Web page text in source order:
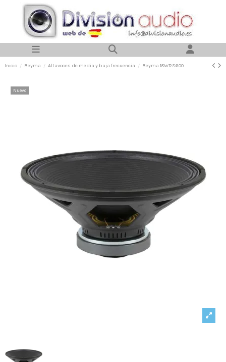
Inicio Beyma Altavoces de media y baja frecuencia Beyma 18WRS600
Nuevo